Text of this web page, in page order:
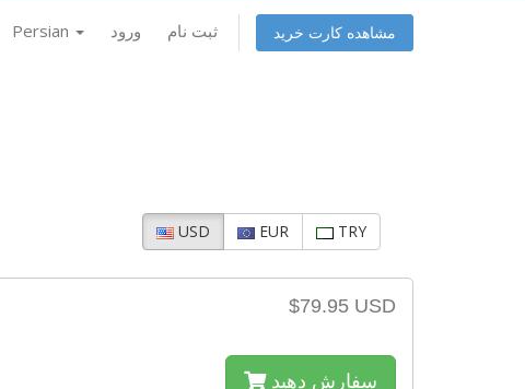
Persian ورود ثبت نام مشاهده کارت خرید
USD EUR TRY
$79.95 USD
سفارش دهید